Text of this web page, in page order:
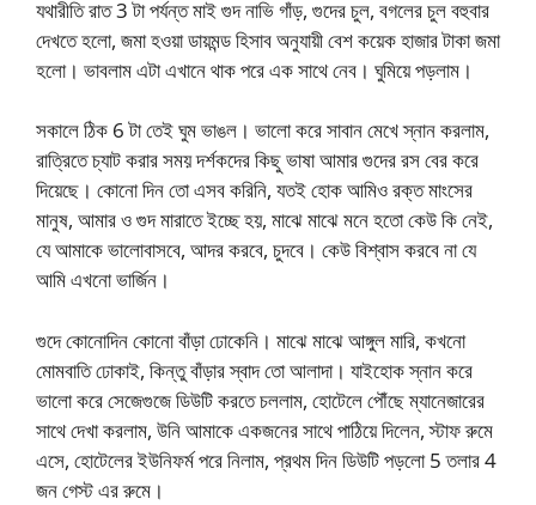
যথারীতি রাত 3 টা পর্যন্ত মাই গুদ নাভি গাঁড়, গুদের চুল, বগলের চুল বহুবার
দেখতে হলো, জমা হওয়া ডায়মন্ড হিসাব অনুযায়ী বেশ কয়েক হাজার টাকা জমা
হলো। ভাবলাম এটা এখানে থাক পরে এক সাথে নেব। ঘুমিয়ে পড়লাম।
সকালে ঠিক 6 টা তেই ঘুম ভাঙল। ভালো করে সাবান মেখে স্নান করলাম,
রাত্রিতে চ্যাট করার সময় দর্শকদের কিছু ভাষা আমার গুদের রস বের করে
দিয়েছে। কোনো দিন তো এসব করিনি, যতই হোক আমিও রক্ত মাংসের
মানুষ, আমার ও গুদ মারাতে ইচ্ছে হয়, মাঝে মাঝে মনে হতো কেউ কি নেই,
যে আমাকে ভালোবাসবে, আদর করবে, চুদবে। কেউ বিশ্বাস করবে না যে
আমি এখনো ভার্জিন।
গুদে কোনোদিন কোনো বাঁড়া ঢোকেনি। মাঝে মাঝে আঙ্গুল মারি, কখনো
মোমবাতি ঢোকাই, কিন্তু বাঁড়ার স্বাদ তো আলাদা। যাইহোক স্নান করে
ভালো করে সেজেগুজে ডিউটি করতে চললাম, হোটেলে পৌঁছে ম্যানেজারের
সাথে দেখা করলাম, উনি আমাকে একজনের সাথে পাঠিয়ে দিলেন, স্টাফ রুমে
এসে, হোটেলের ইউনিফর্ম পরে নিলাম, প্রথম দিন ডিউটি পড়লো 5 তলার 4
জন গেস্ট এর রুমে।